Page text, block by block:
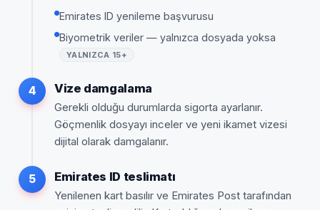
Emirates ID yenileme başvurusu
Biyometrik veriler — yalnızca dosyada yoksa
YALNIZCA 15+
4 Vize damgalama
Gerekli olduğu durumlarda sigorta ayarlanır.
Göçmenlik dosyayı inceler ve yeni ikamet vizesi
dijital olarak damgalanır.
5 Emirates ID teslimatı
Yenilenen kart basılır ve Emirates Post tarafından